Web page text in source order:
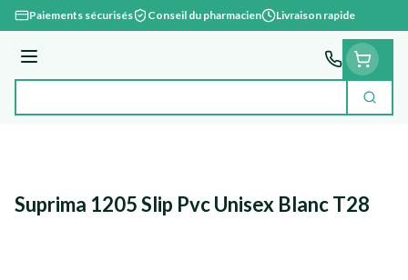
Aller au contenu
Paiements sécurisés Conseil du pharmacien Livraison rapide
Menu
Suprima 1205 Slip Pvc Unisex Blanc T28